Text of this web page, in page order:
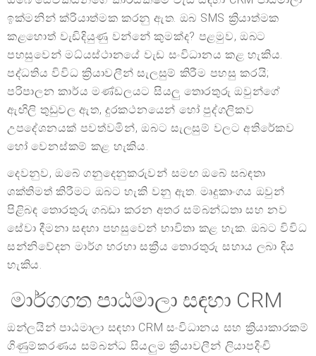
ඉක්මනින් ක්රියාත්මක කරනු ඇත. ඔබ SMS ක්‍රියාත්මක
කළහොත් වැඩිදියුණු වන්නේ කුමක්ද? පළමුව, ඔබට
පහසුවෙන් මධ්යස්ථානයේ වැඩ සංවිධානය කළ හැකිය.
පද්ධතිය විවිධ ක්‍රියාවලීන් සැලසුම් කිරීම පහසු කරයි;
පරිපාලන කාර්ය මණ්ඩලයට සියලු තොරතුරු ඔවුන්ගේ
ඇඟිලි තුඩුවල ඇත, දුරකථනයෙන් හෝ පුද්ගලිකව
උපදේශනයක් පවත්වමින්, ඔබට සැලසුම් වලට අතිරේකව
හෝ වෙනස්කම් කළ හැකිය.
දෙවනුව, ඔබේ ගනුදෙනුකරුවන් සමඟ ඔබේ සබඳතා
ශක්තිමත් කිරීමට ඔබට හැකි වනු ඇත. මෘදුකාංගය ඔවුන්
පිළිබඳ තොරතුරු ගබඩා කරන අතර සම්බන්ධතා සහ නව
සේවා දීමනා සඳහා පහසුවෙන් භාවිතා කළ හැක. ඔබට විවිධ
සන්නිවේදන මාර්ග හරහා සක්‍රීය තොරතුරු සහාය ලබා දිය
හැකිය.
මාර්ගගත පාඨමාලා සඳහා CRM
ඔන්ලයින් පාඨමාලා සඳහා CRM සංවිධානය සහ ක්‍රියාකාරකම්
ගිණුම්කරණය සම්බන්ධ සියලුම ක්‍රියාවලීන් ලියාපදිංචි